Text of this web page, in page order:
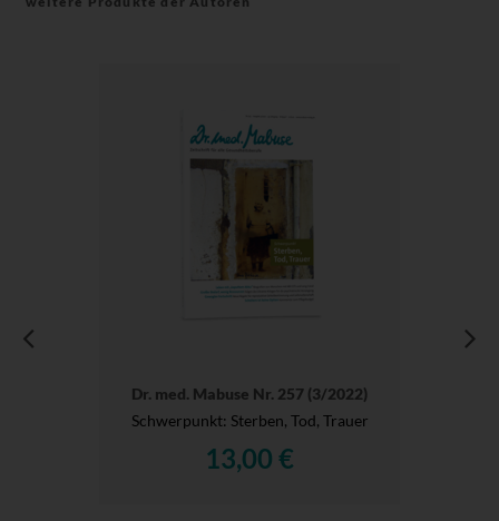
Dr. med. Mabuse Nr. 257 (3/2022)
Schwerpunkt: Sterben, Tod, Trauer
13,00 €